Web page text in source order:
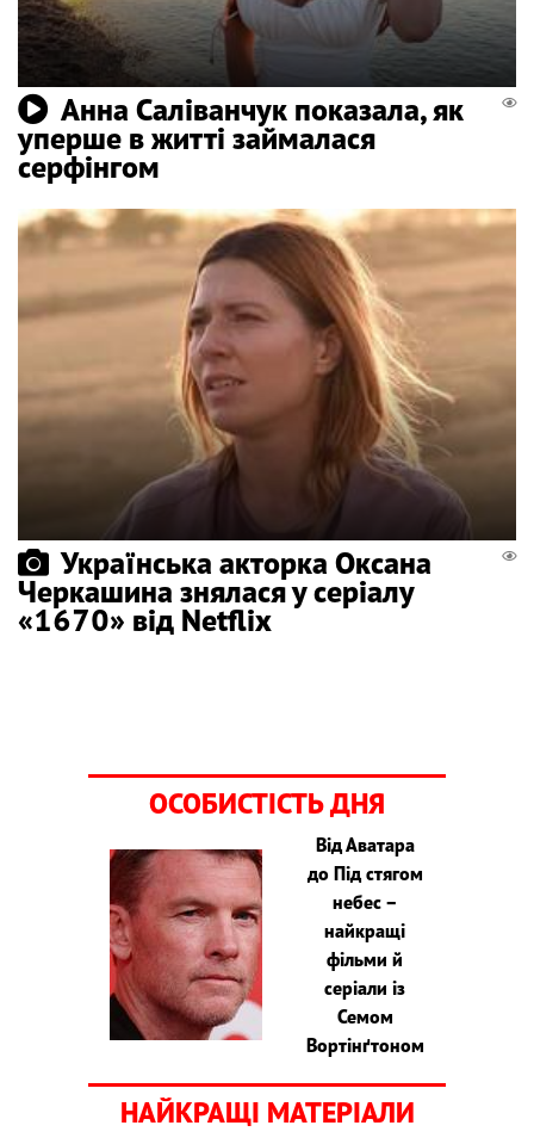
Анна Саліванчук показала, як
уперше в житті займалася
серфінгом
Українська акторка Оксана
Черкашина знялася у серіалу
«1670» від Netflix
ОСОБИСТІСТЬ ДНЯ
Від Аватара
до Під стягом
небес –
найкращі
фільми й
серіали із
Семом
Вортінґтоном
НАЙКРАЩІ МАТЕРІАЛИ